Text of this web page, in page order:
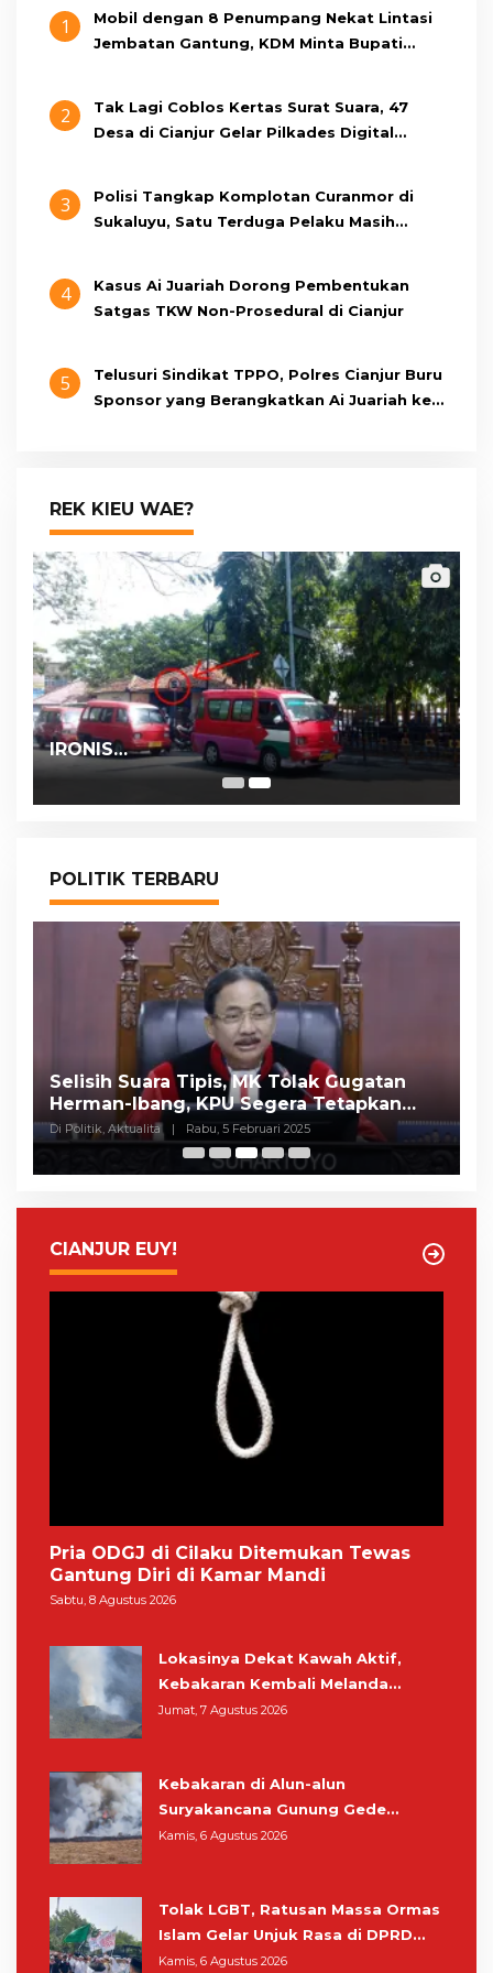
1
Mobil dengan 8 Penumpang Nekat Lintasi
Jembatan Gantung, KDM Minta Bupati
2
Tak Lagi Coblos Kertas Surat Suara, 47
Desa di Cianjur Gelar Pilkades Digital
3
Polisi Tangkap Komplotan Curanmor di
Sukaluyu, Satu Terduga Pelaku Masih
4
Kasus Ai Juariah Dorong Pembentukan
Satgas TKW Non-Prosedural di Cianjur
5
Telusuri Sindikat TPPO, Polres Cianjur Buru
Sponsor yang Berangkatkan Ai Juariah ke
REK KIEU WAE?
IRONIS…
POLITIK TERBARU
Selisih Suara Tipis, MK Tolak Gugatan
Herman-Ibang, KPU Segera Tetapkan
Wahyu-Ramzi
Di Politik, Aktualita | Rabu, 5 Februari 2025
CIANJUR EUY!
Pria ODGJ di Cilaku Ditemukan Tewas
Gantung Diri di Kamar Mandi
Sabtu, 8 Agustus 2026
Lokasinya Dekat Kawah Aktif,
Kebakaran Kembali Melanda
Kawasan Gunung Gede Pangrango
Jumat, 7 Agustus 2026
Kebakaran di Alun-alun
Suryakancana Gunung Gede
Pangrango, Relawan dan Warga
Kamis, 6 Agustus 2026
Tolak LGBT, Ratusan Massa Ormas
Islam Gelar Unjuk Rasa di DPRD
Cianjur
Kamis, 6 Agustus 2026